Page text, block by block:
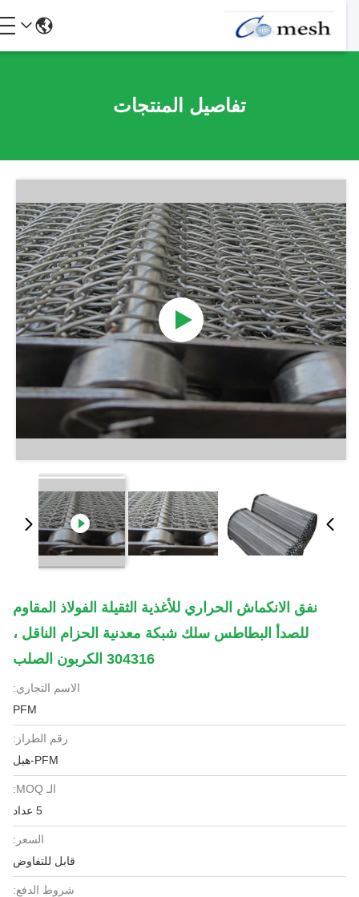
تفاصيل المنتجات
نفق الانكماش الحراري للأغذية الثقيلة الفولاذ المقاوم
للصدأ البطاطس سلك شبكة معدنية الحزام الناقل ،
304316 الكربون الصلب
الاسم التجاري:
PFM
رقم الطراز:
PFM-هيل
الـ MOQ:
5 عداد
السعر:
قابل للتفاوض
شروط الدفع: